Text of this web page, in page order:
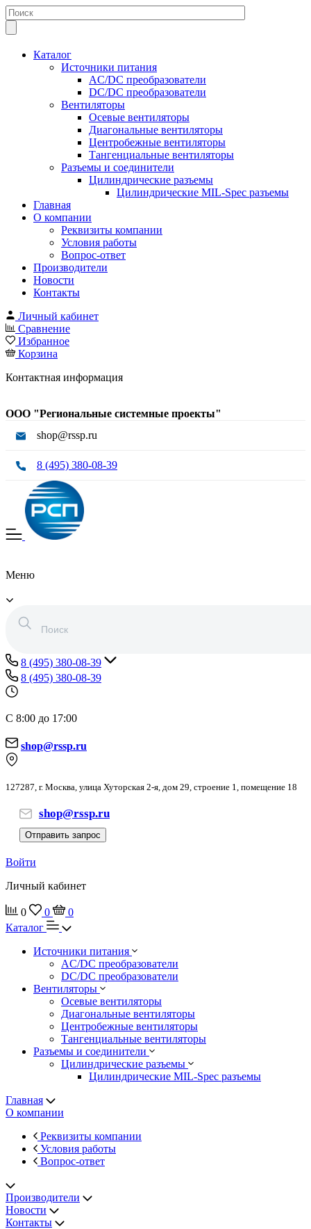
Каталог
Источники питания
AC/DC преобразователи
DC/DC преобразователи
Вентиляторы
Осевые вентиляторы
Диагональные вентиляторы
Центробежные вентиляторы
Тангенциальные вентиляторы
Разъемы и соединители
Цилиндрические разъемы
Цилиндрические MIL-Spec разъемы
Главная
О компании
Реквизиты компании
Условия работы
Вопрос-ответ
Производители
Новости
Контакты
Личный кабинет
Сравнение
Избранное
Корзина
Контактная информация
ООО "Региональные системные проекты"
shop@rssp.ru
8 (495) 380-08-39
Меню
8 (495) 380-08-39
8 (495) 380-08-39
С 8:00 до 17:00
shop@rssp.ru
127287, г. Москва, улица Хуторская 2-я, дом 29, строение 1, помещение 18
shop@rssp.ru
Отправить запрос
Войти
Личный кабинет
0 0
0
Каталог
Источники питания
AC/DC преобразователи
DC/DC преобразователи
Вентиляторы
Осевые вентиляторы
Диагональные вентиляторы
Центробежные вентиляторы
Тангенциальные вентиляторы
Разъемы и соединители
Цилиндрические разъемы
Цилиндрические MIL-Spec разъемы
Главная
О компании
Реквизиты компании
Условия работы
Вопрос-ответ
Производители
Новости
Контакты